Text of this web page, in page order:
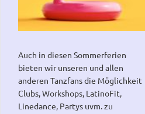
Auch in diesen Sommerferien
bieten wir unseren und allen
anderen Tanzfans die Möglichkeit
Clubs, Workshops, LatinoFit,
Linedance, Partys uvm. zu